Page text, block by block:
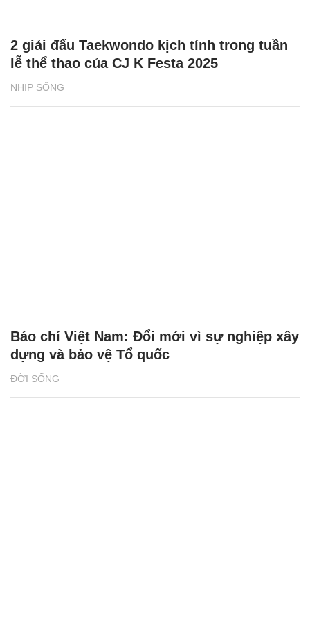
NHỊP SỐNG
2 giải đấu Taekwondo kịch tính trong tuần
lễ thể thao của CJ K Festa 2025
ĐỜI SỐNG
Báo chí Việt Nam: Đổi mới vì sự nghiệp xây
dựng và bảo vệ Tổ quốc